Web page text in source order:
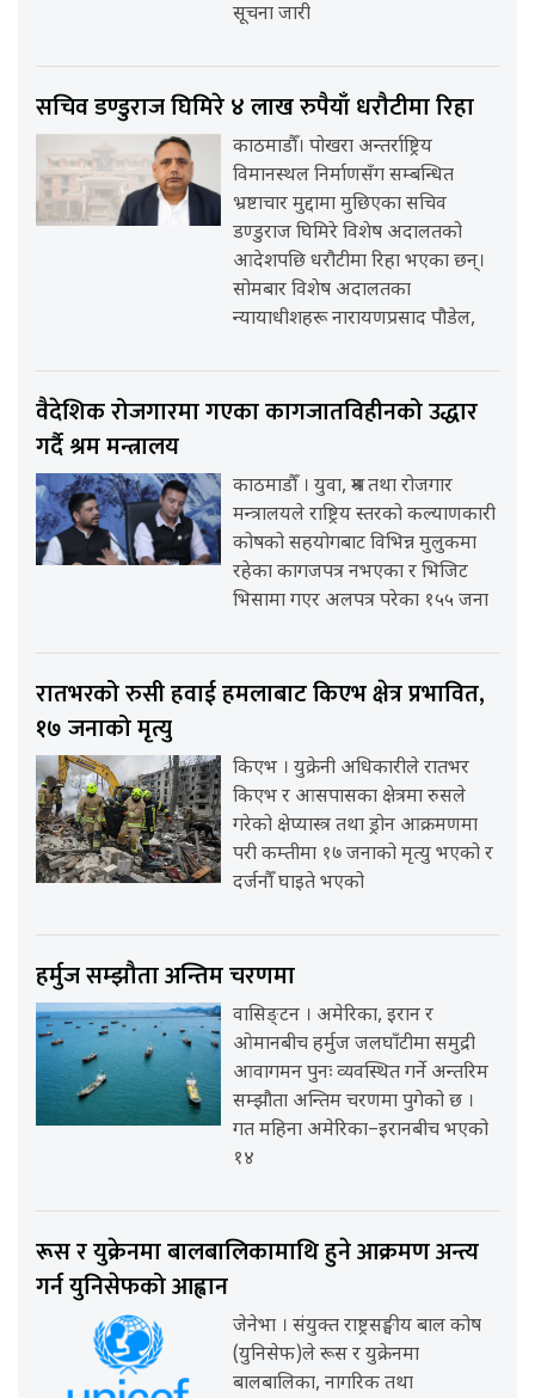
सूचना जारी
सचिव डण्डुराज घिमिरे ४ लाख रुपैयाँ धरौटीमा रिहा
काठमाडौँ। पोखरा अन्तर्राष्ट्रिय
विमानस्थल निर्माणसँग सम्बन्धित
भ्रष्टाचार मुद्दामा मुछिएका सचिव
डण्डुराज घिमिरे विशेष अदालतको
आदेशपछि धरौटीमा रिहा भएका छन्।
सोमबार विशेष अदालतका
न्यायाधीशहरू नारायणप्रसाद पौडेल,
वैदेशिक रोजगारमा गएका कागजातविहीनको उद्धार
गर्दै श्रम मन्त्रालय
काठमाडौँ । युवा, श्रम तथा रोजगार
मन्त्रालयले राष्ट्रिय स्तरको कल्याणकारी
कोषको सहयोगबाट विभिन्न मुलुकमा
रहेका कागजपत्र नभएका र भिजिट
भिसामा गएर अलपत्र परेका १५५ जना
रातभरको रुसी हवाई हमलाबाट किएभ क्षेत्र प्रभावित,
१७ जनाको मृत्यु
किएभ । युक्रेनी अधिकारीले रातभर
किएभ र आसपासका क्षेत्रमा रुसले
गरेको क्षेप्यास्त्र तथा ड्रोन आक्रमणमा
परी कम्तीमा १७ जनाको मृत्यु भएको र
दर्जनौँ घाइते भएको
हर्मुज सम्झौता अन्तिम चरणमा
वासिङ्टन । अमेरिका, इरान र
ओमानबीच हर्मुज जलघाँटीमा समुद्री
आवागमन पुनः व्यवस्थित गर्ने अन्तरिम
सम्झौता अन्तिम चरणमा पुगेको छ ।
गत महिना अमेरिका–इरानबीच भएको
१४
रूस र युक्रेनमा बालबालिकामाथि हुने आक्रमण अन्त्य
गर्न युनिसेफको आह्वान
जेनेभा । संयुक्त राष्ट्रसङ्घीय बाल कोष
(युनिसेफ)ले रूस र युक्रेनमा
बालबालिका, नागरिक तथा